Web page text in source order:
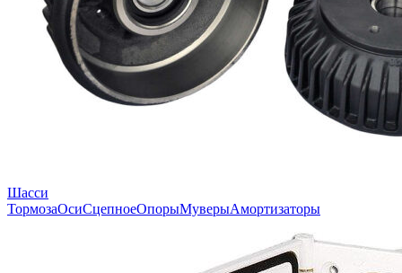
Шасси
ТормозаОсиСцепноеОпорыМуверыАмортизаторы